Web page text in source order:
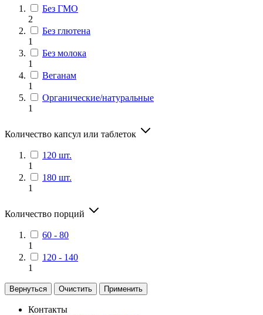
Без ГМО
2
Без глютена
1
Без молока
1
Веганам
1
Органические/натуральные
1
Количество капсул или таблеток
120 шт.
1
180 шт.
1
Количество порций
60 - 80
1
120 - 140
1
Вернуться Очистить Применить
Контакты